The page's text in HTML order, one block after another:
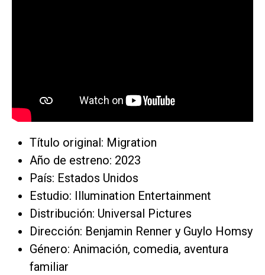
Título original: Migration
Año de estreno: 2023
País: Estados Unidos
Estudio: Illumination Entertainment
Distribución: Universal Pictures
Dirección: Benjamin Renner y Guylo Homsy
Género: Animación, comedia, aventura
familiar